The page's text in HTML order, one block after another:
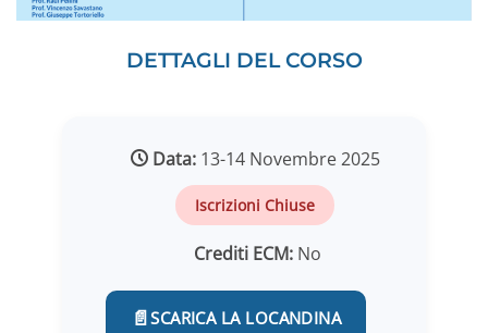
DETTAGLI DEL CORSO
Data: 13-14 Novembre 2025
Iscrizioni Chiuse
Crediti ECM: No
📄SCARICA LA LOCANDINA